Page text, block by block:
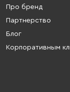
Про бренд
Партнерство
Блог
Корпоративным